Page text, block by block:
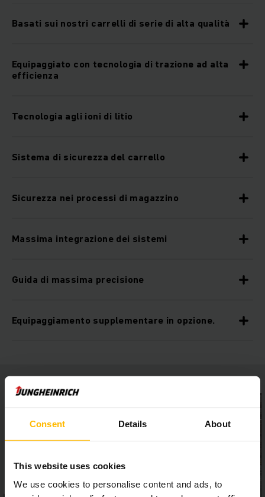
Consent Details About
This website uses cookies
We use cookies to personalise content and ads, to
Basati sui nostri carrelli di serie di alta qualità
Equipaggiato con tecnologia di trazione ad alta
efficienza
Tecnologia agli ioni di litio
Sistema di sicurezza del carrello
Sicurezza nei processi di magazzino
Massima integrazione dei sistemi
Guida di massima precisione
Equipaggiamento supplementare in opzione.